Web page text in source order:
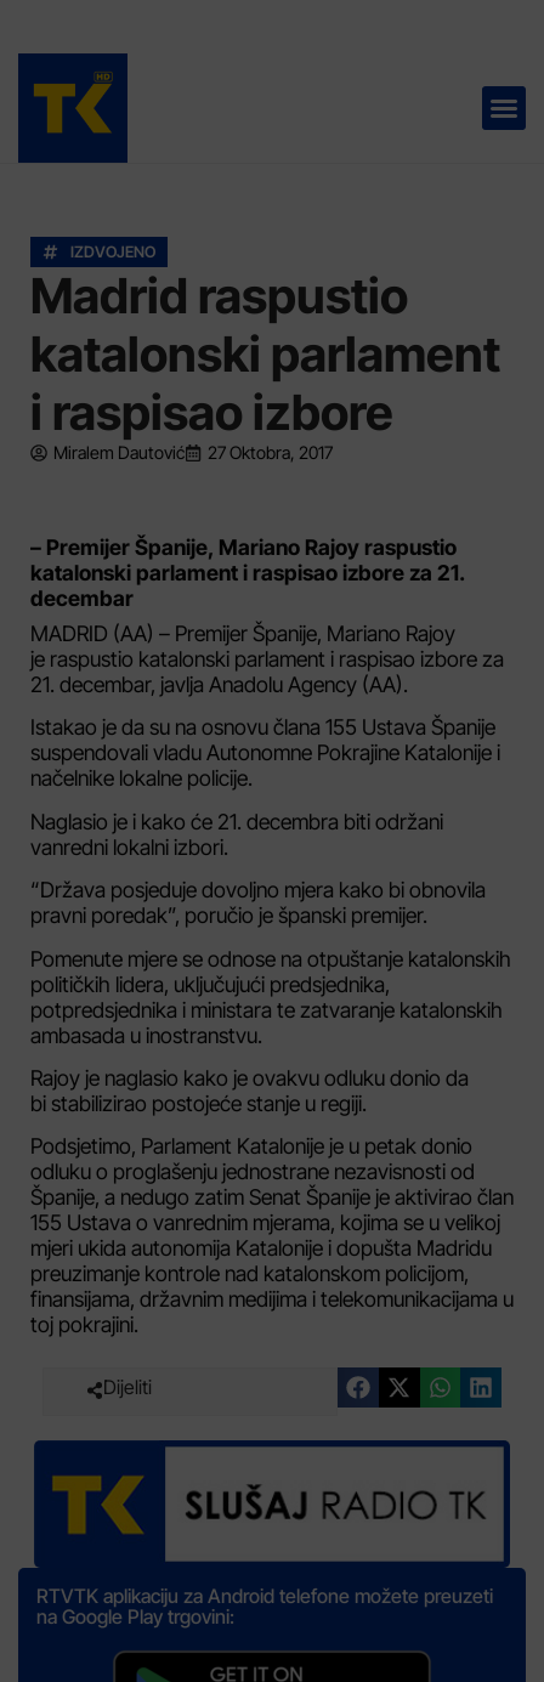
IZDVOJENO
Madrid raspustio
katalonski parlament
i raspisao izbore
Miralem Dautović 27 Oktobra, 2017
– Premijer Španije, Mariano Rajoy raspustio
katalonski parlament i raspisao izbore za 21.
decembar
MADRID (AA) – Premijer Španije, Mariano Rajoy
je raspustio katalonski parlament i raspisao izbore za
21. decembar, javlja Anadolu Agency (AA).
Istakao je da su na osnovu člana 155 Ustava Španije
suspendovali vladu Autonomne Pokrajine Katalonije i
načelnike lokalne policije.
Naglasio je i kako će 21. decembra biti održani
vanredni lokalni izbori.
“Država posjeduje dovoljno mjera kako bi obnovila
pravni poredak”, poručio je španski premijer.
Pomenute mjere se odnose na otpuštanje katalonskih
političkih lidera, uključujući predsjednika,
potpredsjednika i ministara te zatvaranje katalonskih
ambasada u inostranstvu.
Rajoy je naglasio kako je ovakvu odluku donio da
bi stabilizirao postojeće stanje u regiji.
Podsjetimo, Parlament Katalonije je u petak donio
odluku o proglašenju jednostrane nezavisnosti od
Španije, a nedugo zatim Senat Španije je aktivirao član
155 Ustava o vanrednim mjerama, kojima se u velikoj
mjeri ukida autonomija Katalonije i dopušta Madridu
preuzimanje kontrole nad katalonskom policijom,
finansijama, državnim medijima i telekomunikacijama u
toj pokrajini.
Dijeliti
RTVTK aplikaciju za Android telefone možete preuzeti
na Google Play trgovini: